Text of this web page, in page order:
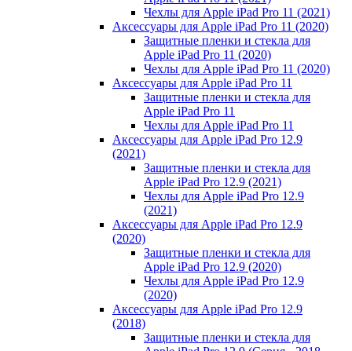
Чехлы для Apple iPad Pro 11 (2021)
Аксессуары для Apple iPad Pro 11 (2020)
Защитные пленки и стекла для
Apple iPad Pro 11 (2020)
Чехлы для Apple iPad Pro 11 (2020)
Аксессуары для Apple iPad Pro 11
Защитные пленки и стекла для
Apple iPad Pro 11
Чехлы для Apple iPad Pro 11
Аксессуары для Apple iPad Pro 12.9
(2021)
Защитные пленки и стекла для
Apple iPad Pro 12.9 (2021)
Чехлы для Apple iPad Pro 12.9
(2021)
Аксессуары для Apple iPad Pro 12.9
(2020)
Защитные пленки и стекла для
Apple iPad Pro 12.9 (2020)
Чехлы для Apple iPad Pro 12.9
(2020)
Аксессуары для Apple iPad Pro 12.9
(2018)
Защитные пленки и стекла для